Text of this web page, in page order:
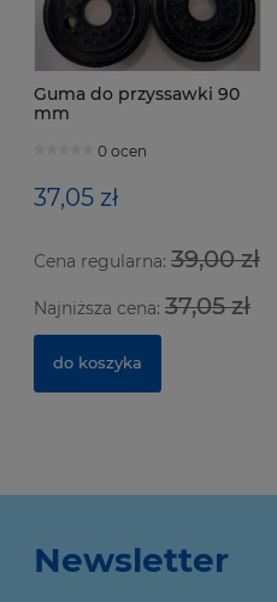
Guma do przyssawki 90
mm
0 ocen
37,05 zł
Cena regularna: 39,00 zł
Najniższa cena: 37,05 zł
do koszyka
Newsletter